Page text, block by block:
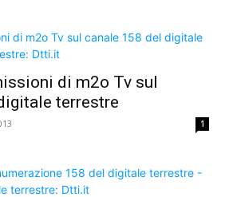
di m2o Tv sul
terrestre
1